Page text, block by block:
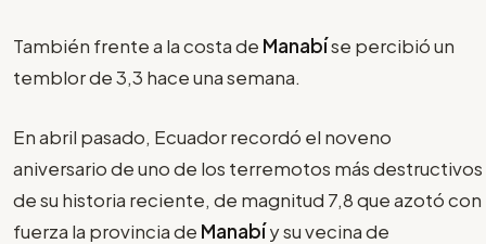
También frente a la costa de Manabíse percibió un
temblor de 3,3 hace una semana.
En abril pasado, Ecuador recordó el noveno
aniversario de uno de los terremotos más destructivos
de su historia reciente, de magnitud 7,8 que azotó con
fuerza la provincia de Manabíy su vecina de